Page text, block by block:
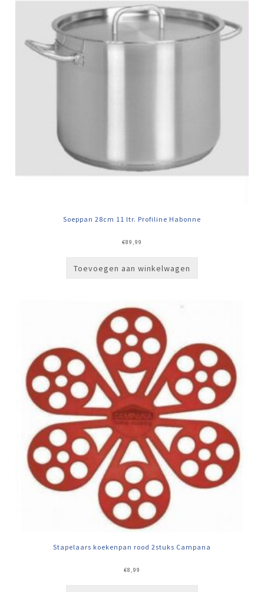
Soeppan 28cm 11 ltr. Profiline Habonne
€89,99
Toevoegen aan winkelwagen
Stapelaars koekenpan rood 2stuks Campana
€8,99